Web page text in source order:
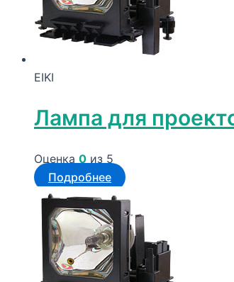
EIKI
Лампа для
Оценка 0 из 5
Подробнее